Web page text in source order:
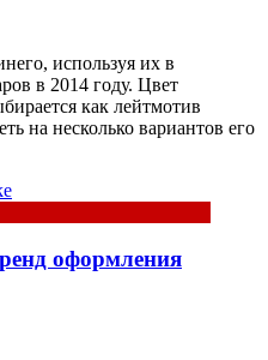
используя их в
в 2014 году. Цвет
как лейтмотив
на несколько вариантов его
оформления